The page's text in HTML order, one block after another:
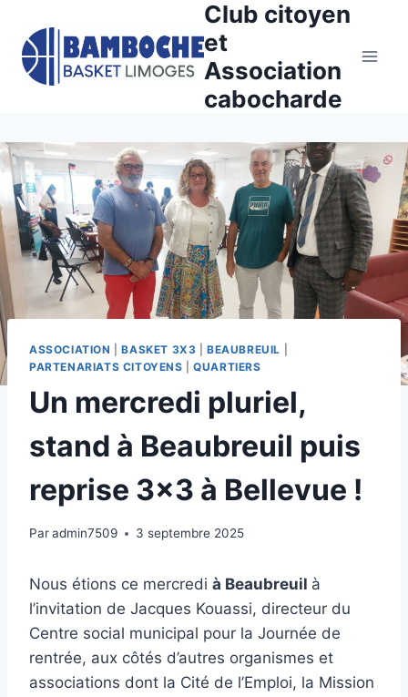
contenu
Club citoyen
et
Association
cabocharde
ASSOCIATION |BASKET 3X3 |BEAUBREUIL
PARTENARIATS CITOYENS |QUARTIERS
Un mercredi pluriel,
stand à Beaubreuil puis
reprise 3×3 à Bellevue !
Paradmin7509 3 septembre 2025
Nous étions ce mercredi à Beaubreuil à
l’invitation de Jacques Kouassi, directeur du
Centre social municipal pour la Journée de
rentrée, aux côtés d’autres organismes et
associations dont la Cité de l’Emploi, la Mission